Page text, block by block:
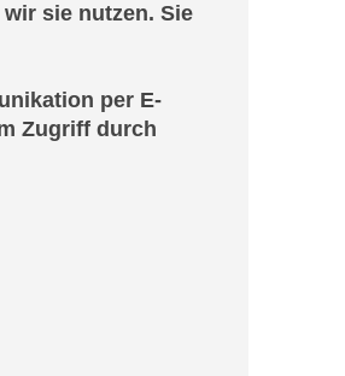
sie nutzen. Sie
per E-
Zugriff durch